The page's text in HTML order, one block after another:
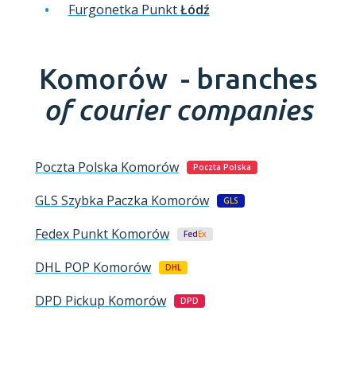
Furgonetka PunktŁódź
Komorów - branches
of courier companies
Poczta Polska Komorów Poczta Polska
GLS Szybka Paczka Komorów GLS
Fedex Punkt Komorów FedEx
DHL POP Komorów DHL
DPD Pickup Komorów DPD